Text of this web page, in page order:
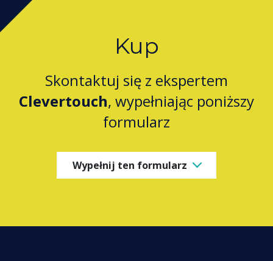
Kup
Skontaktuj się z ekspertem
Clevertouch, wypełniając poniższy
formularz
Wypełnij ten formularz